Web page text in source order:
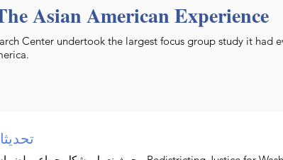
Asian American Experience
Center undertook the largest focus group study it had